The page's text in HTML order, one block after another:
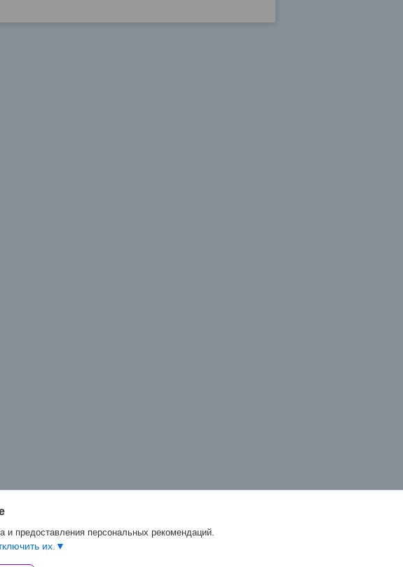
предоставления персональных рекомендаций.
их.